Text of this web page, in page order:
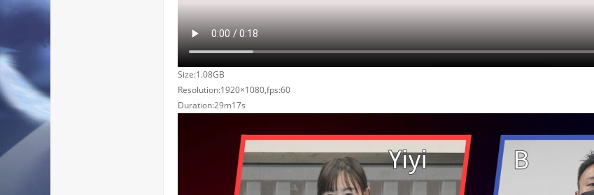
Size:1.08GB
Resolution:1920×1080,fps:60
Duration:29m17s